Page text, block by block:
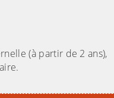
(à partir de 2 ans),